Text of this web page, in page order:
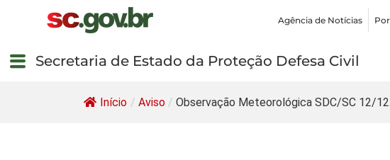
Agência de Notícias
Secretaria de Estado da Proteção Defesa Civil
Início / Aviso / Observação Meteorológica SDC/SC 12/